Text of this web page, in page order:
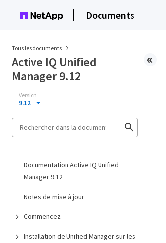
Documents
Tous les documents
Active IQ Unified
Manager 9.12
Version
9.12
Documentation Active IQ Unified
Manager 9.12
Notes de mise à jour
Commencez
Installation de Unified Manager sur les